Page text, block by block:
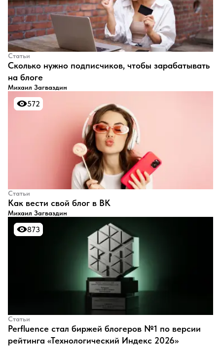
Статьи
​Сколько нужно подписчиков, чтобы зарабатывать
на блоге
Михаил Загваздин
572
572
Статьи
​Как вести свой блог в ВК
Михаил Загваздин
873
873
Статьи
Perfluence стал биржей блогеров №1 по версии
рейтинга «Технологический Индекс 2026»